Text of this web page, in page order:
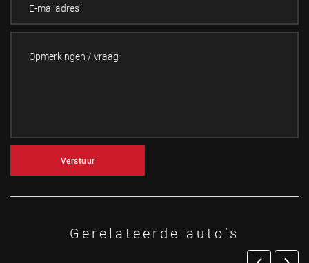
Verstuur
Gerelateerde auto’s